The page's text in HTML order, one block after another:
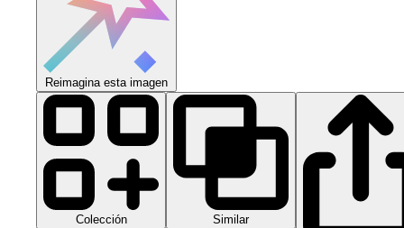
Reimagina esta imagen
Colección Similar